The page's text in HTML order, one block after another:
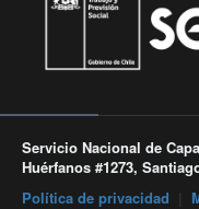
Servicio Nacional de
Huérfanos #1273,
Política de privacidad